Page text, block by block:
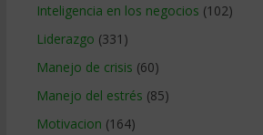
Inteligencia en los negocios (102)
Liderazgo (331)
Manejo de crisis (60)
Manejo del estrés (85)
Motivacion (164)